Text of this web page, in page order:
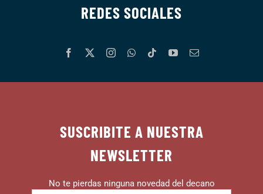
REDES SOCIALES
SUSCRIBITE A NUESTRA
NEWSLETTER
No te pierdas ninguna novedad del decano